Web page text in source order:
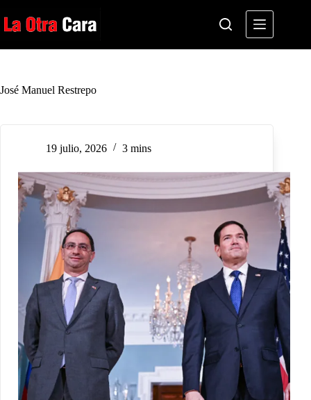
al
contenido
José Manuel Restrepo
19 julio, 2026 3 mins